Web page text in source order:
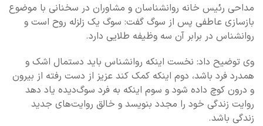
مداحی رئیس خانه روانشناسان و مشاوران در سخنانی با موضوع
بازسازی عاطفی پس از سوگ گفت: سوگ یک زلزله روح است و
روانشناس در برابر آن سه وظیفه طلایی دارد.
وی توضیح داد: نخست اینکه روانشناس باید دستمال اشک و
همدرد فرد باشد، دوم اینکه کمک کند عزیز از دست رفته از بیرون
و درون کوچ داده شود و سوم اینکه به فرد سوگ‌دیده یاد دهد
روایت زندگی خود را مجدد بنویسد و خالق روایت‌های جدید
زندگی باشد.